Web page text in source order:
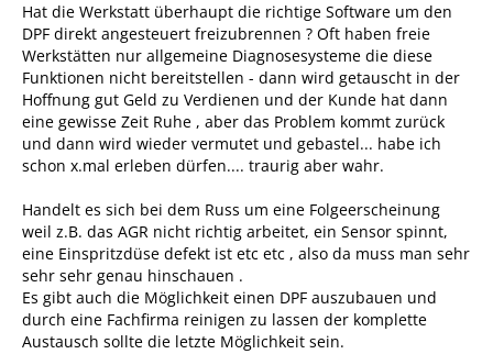
Hat die Werkstatt überhaupt die richtige Software um den
DPF direkt angesteuert freizubrennen ? Oft haben freie
Werkstätten nur allgemeine Diagnosesysteme die diese
Funktionen nicht bereitstellen - dann wird getauscht in der
Hoffnung gut Geld zu Verdienen und der Kunde hat dann
eine gewisse Zeit Ruhe , aber das Problem kommt zurück
und dann wird wieder vermutet und gebastel... habe ich
schon x.mal erleben dürfen.... traurig aber wahr.
Handelt es sich bei dem Russ um eine Folgeerscheinung
weil z.B. das AGR nicht richtig arbeitet, ein Sensor spinnt,
eine Einspritzdüse defekt ist etc etc , also da muss man sehr
sehr sehr genau hinschauen .
Es gibt auch die Möglichkeit einen DPF auszubauen und
durch eine Fachfirma reinigen zu lassen der komplette
Austausch sollte die letzte Möglichkeit sein.